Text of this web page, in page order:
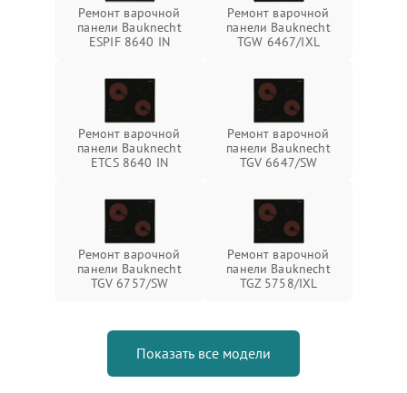
Ремонт варочной
панели Bauknecht
ESPIF 8640 IN
Ремонт варочной
панели Bauknecht
TGW 6467/IXL
Ремонт варочной
панели Bauknecht
ETCS 8640 IN
Ремонт варочной
панели Bauknecht
TGV 6647/SW
Ремонт варочной
панели Bauknecht
TGV 6757/SW
Ремонт варочной
панели Bauknecht
TGZ 5758/IXL
Показать все модели